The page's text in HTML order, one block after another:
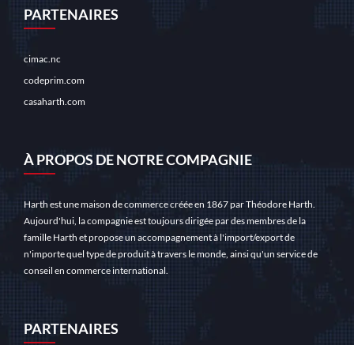
PARTENAIRES
cimac.nc
codeprim.com
casaharth.com
À PROPOS DE NOTRE COMPAGNIE
Harth est une maison de commerce créée en 1867 par Théodore Harth.
Aujourd'hui, la compagnie est toujours dirigée par des membres de la
famille Harth et propose un accompagnement à l'import/export de
n'importe quel type de produit à travers le monde, ainsi qu'un service de
conseil en commerce international.
PARTENAIRES